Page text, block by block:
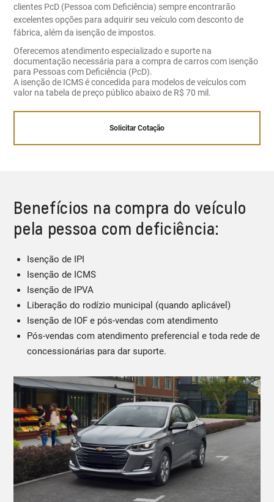
clientes PcD (Pessoa com Deficiência) sempre encontrarão
excelentes opções para adquirir seu veículo com desconto de
fábrica, além da isenção de impostos.
Oferecemos atendimento especializado e suporte na
documentação necessária para a compra de carros com isenção
para Pessoas com Deficiência (PcD).
A isenção de ICMS é concedida para modelos de veículos com
valor na tabela de preço público abaixo de R$ 70 mil.
Solicitar Cotação
Benefícios na compra do veículo
pela pessoa com deficiência:
Isenção de IPI
Isenção de ICMS
Isenção de IPVA
Liberação do rodízio municipal (quando aplicável)
Isenção de IOF e pós-vendas com atendimento
Pós-vendas com atendimento preferencial e toda rede de
concessionárias para dar suporte.